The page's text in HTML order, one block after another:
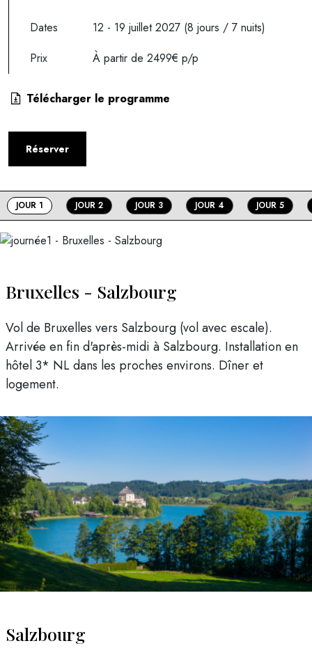
Dates
12 - 19 juillet 2027 (8 jours / 7 nuits)
Prix
À partir de 2499€ p/p
Télécharger le programme
Réserver
JOUR 1 JOUR 2 JOUR 3 JOUR 4 JOUR 5
Bruxelles - Salzbourg
Vol de Bruxelles vers Salzbourg (vol avec escale).
Arrivée en fin d'après-midi à Salzbourg. Installation en
hôtel 3* NL dans les proches environs. Dîner et
logement.
Salzbourg